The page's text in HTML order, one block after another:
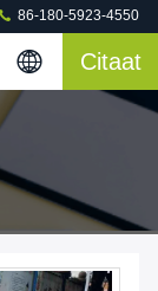
86-180-5923-4550
Citaat